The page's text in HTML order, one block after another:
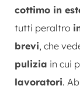
cottimo in
tutti peraltro
brevi, che
pulizia in cui
lavoratori.